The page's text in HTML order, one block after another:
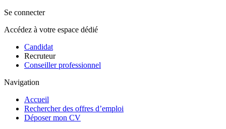
Se connecter
Accédez à votre espace dédié
Candidat
Recruteur
Conseiller professionnel
Navigation
Accueil
Rechercher des offres d’emploi
Déposer mon CV